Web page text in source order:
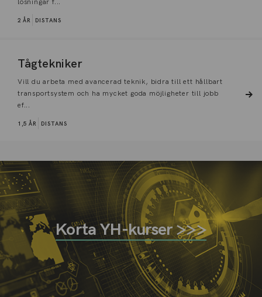
lösningar f...
2 ÅR DISTANS
Tågtekniker
Vill du arbeta med avancerad teknik, bidra till ett hållbart
transportsystem och ha mycket goda möjligheter till jobb
ef...
1,5 ÅR DISTANS
Korta YH-kurser >>>